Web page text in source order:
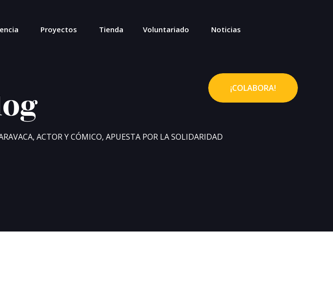
Proyectos Tienda Voluntariado Noticias
¡COLABORA!
ACTOR Y CÓMICO, APUESTA POR LA SOLIDARIDAD